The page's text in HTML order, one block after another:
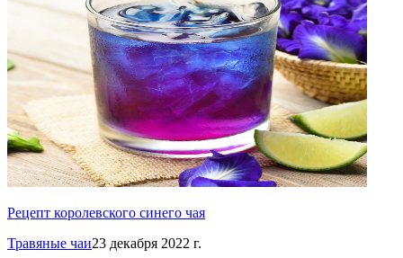
Рецепт королевского синего чая
Травяные чаи23 декабря 2022 г.